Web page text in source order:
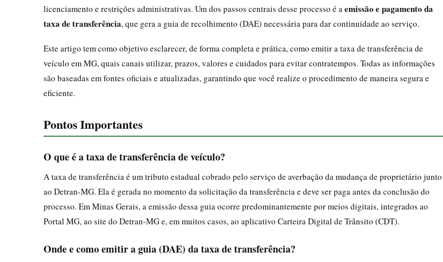
licenciamento e restrições administrativas. Um dos passos centrais desse processo é a emissão e pagamento da
taxa de transferência, que gera a guia de recolhimento (DAE) necessária para dar continuidade ao serviço.
Este artigo tem como objetivo esclarecer, de forma completa e prática, como emitir a taxa de transferência de
veículo em MG, quais canais utilizar, prazos, valores e cuidados para evitar contratempos. Todas as informações
são baseadas em fontes oficiais e atualizadas, garantindo que você realize o procedimento de maneira segura e
eficiente.
Pontos Importantes
O que é a taxa de transferência de veículo?
A taxa de transferência é um tributo estadual cobrado pelo serviço de averbação da mudança de proprietário junto
ao Detran-MG. Ela é gerada no momento da solicitação da transferência e deve ser paga antes da conclusão do
processo. Em Minas Gerais, a emissão dessa guia ocorre predominantemente por meios digitais, integrados ao
Portal MG, ao site do Detran-MG e, em muitos casos, ao aplicativo Carteira Digital de Trânsito (CDT).
Onde e como emitir a guia (DAE) da taxa de transferência?